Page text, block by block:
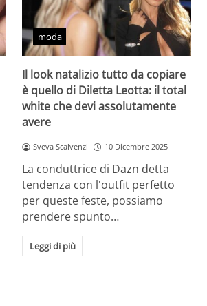
moda
Il look natalizio tutto da copiare
è quello di Diletta Leotta: il total
white che devi assolutamente
avere
Sveva Scalvenzi 10 Dicembre 2025
La conduttrice di Dazn detta
tendenza con l'outfit perfetto
per queste feste, possiamo
prendere spunto…
Leggi di più